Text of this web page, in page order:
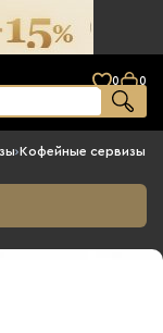
0 0
›Кофейные сервизы